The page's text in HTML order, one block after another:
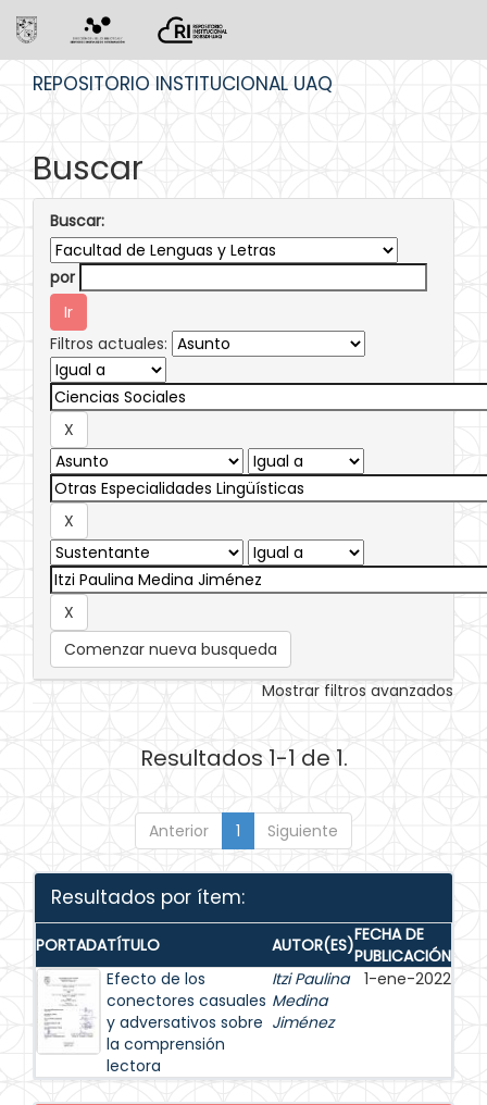
REPOSITORIO INSTITUCIONAL UAQ
Buscar
Buscar:
por
Filtros actuales:
Comenzar nueva busqueda
Mostrar filtros avanzados
Resultados 1-1 de 1.
Anterior 1 Siguiente
Resultados por ítem:
PORTADATÍTULO AUTOR(ES)FECHA DE
PUBLICACIÓN
Efecto de los
conectores casuales
y adversativos sobre
la comprensión
lectora
Itzi Paulina
Medina
Jiménez
1-ene-2022